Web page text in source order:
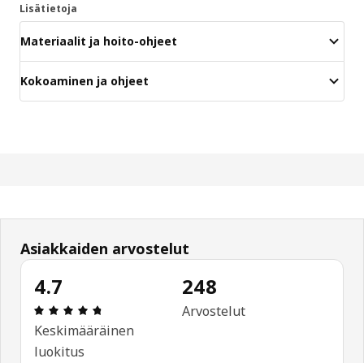
Lisätietoja
Materiaalit ja hoito-ohjeet
Kokoaminen ja ohjeet
Asiakkaiden arvostelut
4.7
: 4.7 / 5 tähteä. Arvostelut yhteensä: 248
Keskimääräinen
luokitus
248
Arvostelut